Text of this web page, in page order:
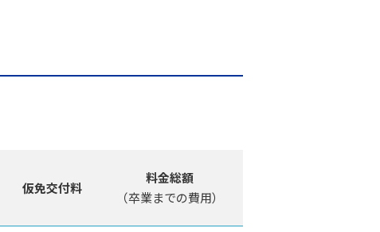
仮免交付料
料金総額
（卒業までの費用）